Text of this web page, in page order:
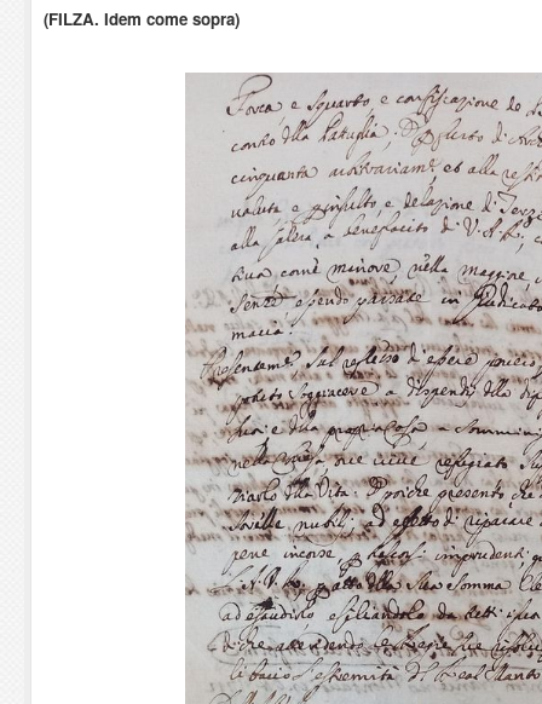
(FILZA. Idem come sopra)